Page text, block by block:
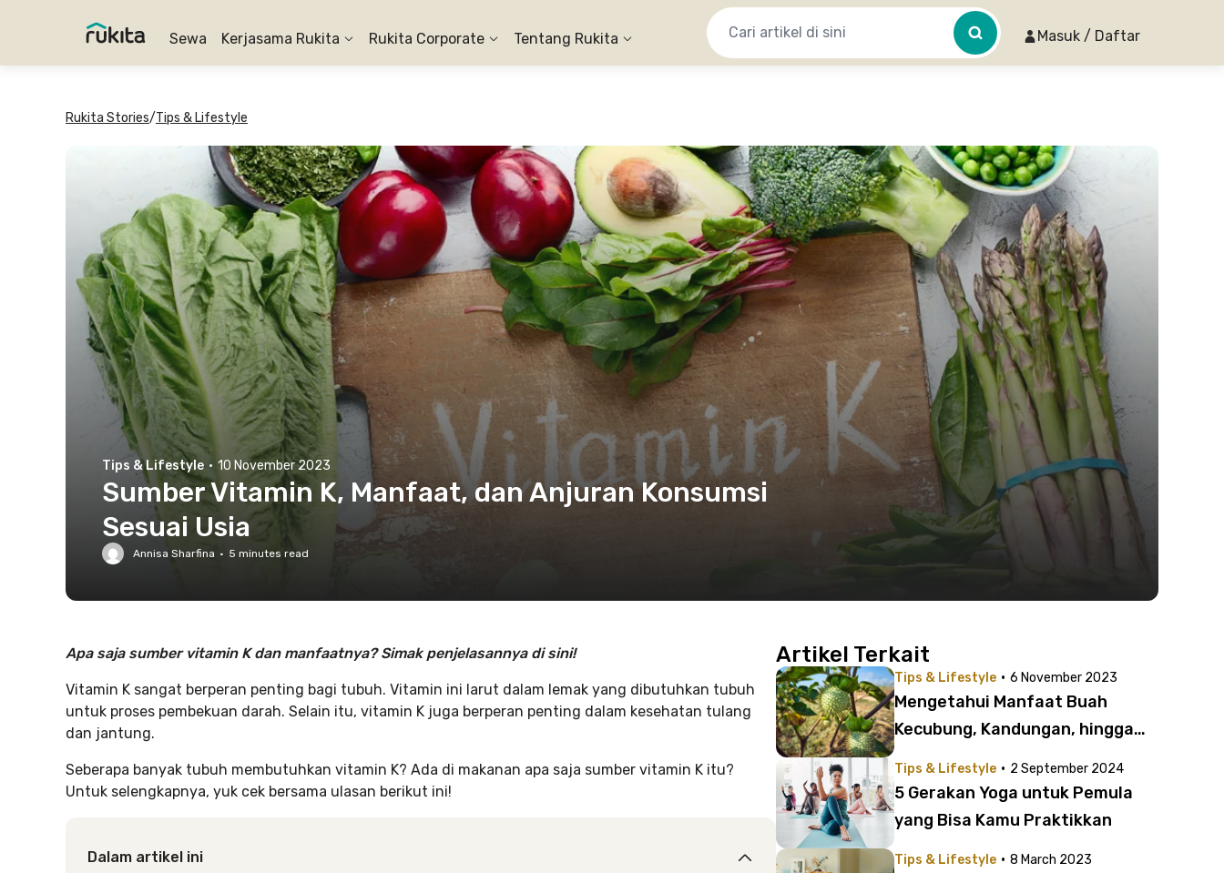
Sewa Kerjasama Rukita Rukita Corporate Tentang Rukita Masuk / Daftar
Rukita Stories/Tips & Lifestyle
Tips & Lifestyle · 10 November 2023
Sumber Vitamin K, Manfaat, dan Anjuran Konsumsi
Sesuai Usia
Annisa Sharfina · 5 minutes read
Apa saja sumber vitamin K dan manfaatnya? Simak penjelasannya di sini!
Vitamin K sangat berperan penting bagi tubuh. Vitamin ini larut dalam lemak yang dibutuhkan tubuh
untuk proses pembekuan darah. Selain itu, vitamin K juga berperan penting dalam kesehatan tulang
dan jantung.
Seberapa banyak tubuh membutuhkan vitamin K? Ada di makanan apa saja sumber vitamin K itu?
Untuk selengkapnya, yuk cek bersama ulasan berikut ini!
Dalam artikel ini
Artikel Terkait
Tips & Lifestyle · 6 November 2023
Mengetahui Manfaat Buah
Kecubung, Kandungan, hingga
Tips & Lifestyle · 2 September 2024
5 Gerakan Yoga untuk Pemula
yang Bisa Kamu Praktikkan
Tips & Lifestyle · 8 March 2023